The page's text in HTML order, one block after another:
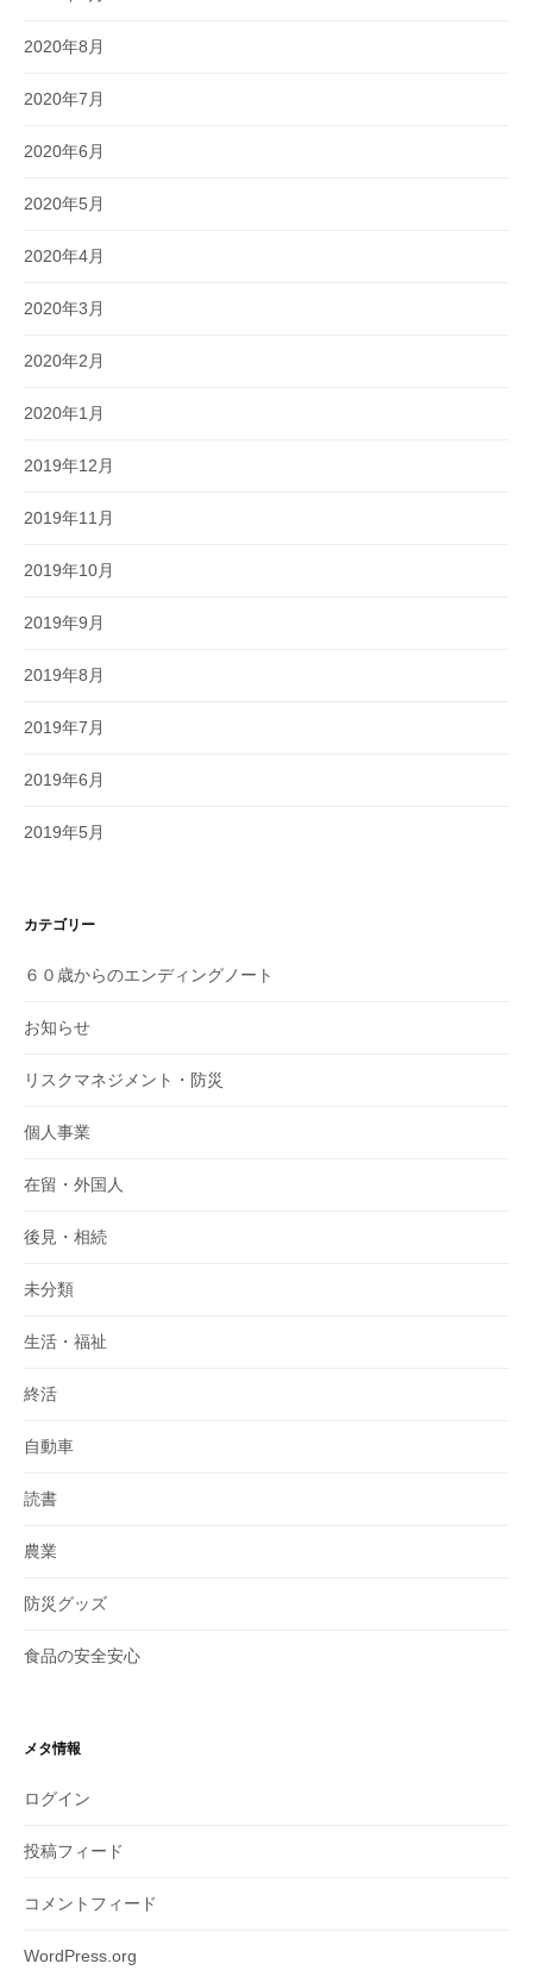
2020年8月
2020年7月
2020年6月
2020年5月
2020年4月
2020年3月
2020年2月
2020年1月
2019年12月
2019年11月
2019年10月
2019年9月
2019年8月
2019年7月
2019年6月
2019年5月
カテゴリー
６０歳からのエンディングノート
お知らせ
リスクマネジメント・防災
個人事業
在留・外国人
後見・相続
未分類
生活・福祉
終活
自動車
読書
農業
防災グッズ
食品の安全安心
メタ情報
ログイン
投稿フィード
コメントフィード
WordPress.org